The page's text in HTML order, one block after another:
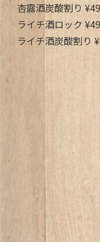
杏露酒炭酸割り
ライチ酒ロック
ライチ酒炭酸割り